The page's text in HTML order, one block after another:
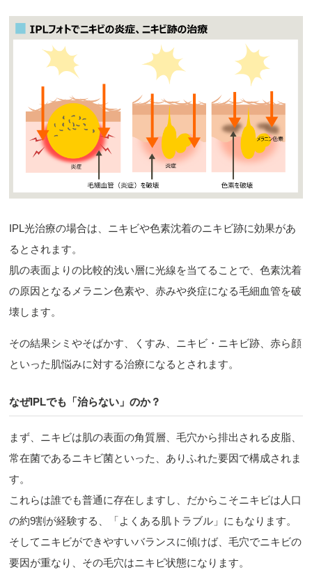
IPL光治療の場合は、ニキビや色素沈着のニキビ跡に効果があ
るとされます。
肌の表面よりの比較的浅い層に光線を当てることで、色素沈着
の原因となるメラニン色素や、赤みや炎症になる毛細血管を破
壊します。
その結果シミやそばかす、くすみ、ニキビ・ニキビ跡、赤ら顔
といった肌悩みに対する治療になるとされます。
なぜIPLでも「治らない」のか？
まず、ニキビは肌の表面の角質層、毛穴から排出される皮脂、
常在菌であるニキビ菌といった、ありふれた要因で構成されま
す。
これらは誰でも普通に存在しますし、だからこそニキビは人口
の約9割が経験する、「よくある肌トラブル」にもなります。
そしてニキビができやすいバランスに傾けば、毛穴でニキビの
要因が重なり、その毛穴はニキビ状態になります。